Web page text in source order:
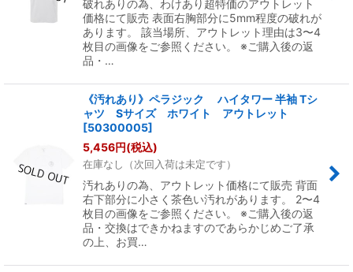
破れありの為、わけあり超特価のアウトレット
価格にて販売 表面右胸部分に5mm程度の破れが
あります。 該当場所、アウトレット理由は3〜4
枚目の画像をご参照ください。 ※ご購入後の返
品・…
《汚れあり》ペラジック ハイタワー 半袖 Tシ
ャツ Sサイズ ホワイト アウトレット
[50300005]
5,456円(税込)
在庫なし（次回入荷は未定です）
汚れありの為、アウトレット価格にて販売 背面
右下部分に小さく茶色い汚れがあります。 2〜4
枚目の画像をご参照ください。 ※ご購入後の返
品・交換はできかねますのであらかじめご了承
の上、お買…